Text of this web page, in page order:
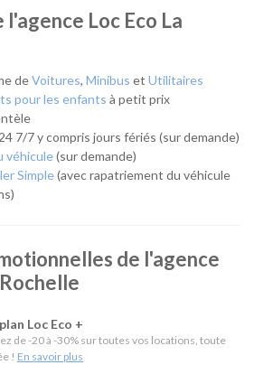
d'un véhicule pour quelques jours, notre
avec une solution adaptée. Son
de rejoindre rapidement La Rochelle,
?
une flotte complète pour répondre à
et monospaces pour les vacances ou
voyager en groupe.
des travaux ou le transport de
comme les camions
l'agence Loc Eco La
deVoitures, Minibus et Utilitaires
pour les enfants à petit prix
7/7 y compris jours fériés (sur demande)
véhicule(sur demande)
Simple(avec rapatriement du véhicule
de l'agence
Loc Eco +
de -20 à -30% sur toutes vos locations, toute
! En savoir plus